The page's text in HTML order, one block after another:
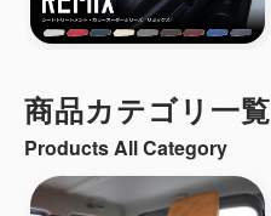
商品カテゴリ一覧
Products All Category